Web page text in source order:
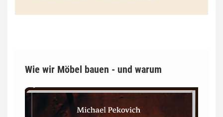
Wie wir Möbel bauen - und warum